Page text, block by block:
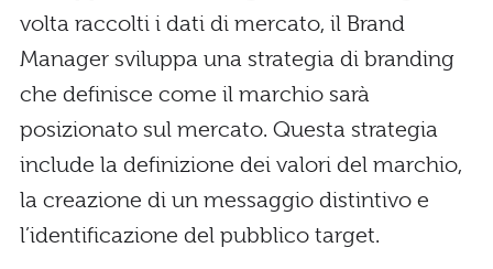
volta raccolti i dati di mercato, il Brand
Manager sviluppa una strategia di branding
che definisce come il marchio sarà
posizionato sul mercato. Questa strategia
include la definizione dei valori del marchio,
la creazione di un messaggio distintivo e
l’identificazione del pubblico target.